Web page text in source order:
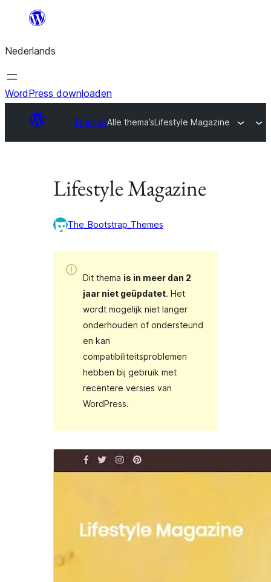
de
inhoud
Nederlands
WordPress downloaden
Thema’sAlle thema’sLifestyle Magazine
Lifestyle Magazine
The_Bootstrap_Themes
Dit thema is in meer dan 2
jaar niet geüpdatet. Het
wordt mogelijk niet langer
onderhouden of ondersteund
en kan
compatibiliteitsproblemen
hebben bij gebruik met
recentere versies van
WordPress.